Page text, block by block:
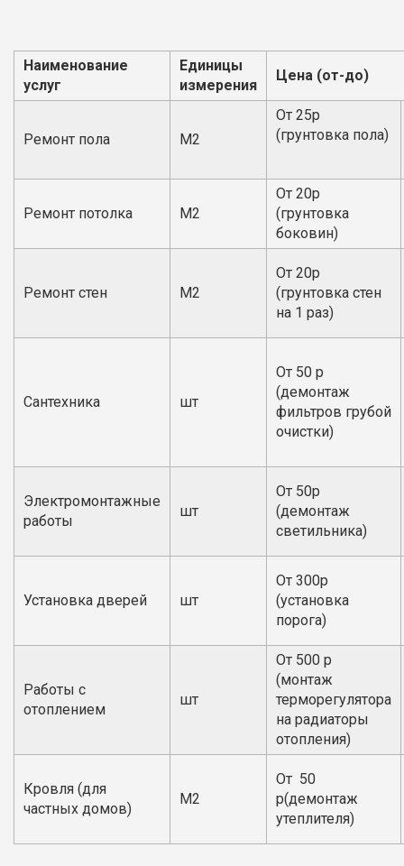
Наименование
услуг
Единицы
измерения
Цена (от-до)
Ремонт пола М2
От 25р
(грунтовка пола)
Ремонт потолка М2
От 20р
(грунтовка
боковин)
Ремонт стен М2
От 20р
(грунтовка стен
на 1 раз)
Сантехника шт
От 50 р
(демонтаж
фильтров грубой
очистки)
Электромонтажные
работы
шт
От 50р
(демонтаж
светильника)
Установка дверей шт
От 300р
(установка
порога)
Работы с
отоплением
шт
От 500 р
(монтаж
терморегулятора
на радиаторы
отопления)
Кровля (для
частных домов)
М2
От 50
р(демонтаж
утеплителя)